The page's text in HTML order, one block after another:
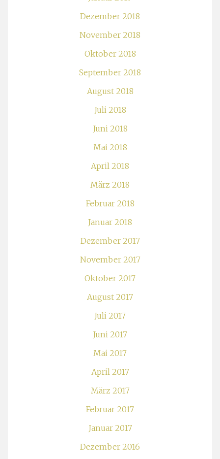
Dezember 2018
November 2018
Oktober 2018
September 2018
August 2018
Juli 2018
Juni 2018
Mai 2018
April 2018
März 2018
Februar 2018
Januar 2018
Dezember 2017
November 2017
Oktober 2017
August 2017
Juli 2017
Juni 2017
Mai 2017
April 2017
März 2017
Februar 2017
Januar 2017
Dezember 2016